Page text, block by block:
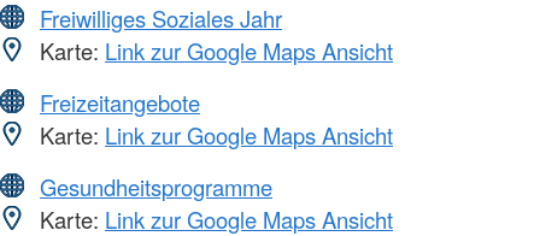
Freiwilliges Soziales Jahr
Karte: Link zur Google Maps Ansicht
Freizeitangebote
Karte: Link zur Google Maps Ansicht
Gesundheitsprogramme
Karte: Link zur Google Maps Ansicht